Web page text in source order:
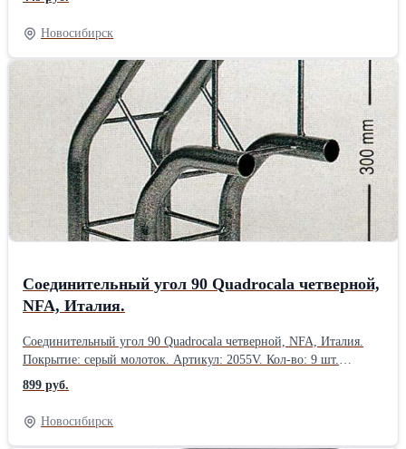
Новосибирске.Производитель: NFA, Италия
Новосибирск
Соединительный угол 90 Quadrocala четверной,
NFA, Италия.
Соединительный угол 90 Quadrocala четверной, NFA, Италия.
Покрытие: серый молоток. Артикул: 2055V. Кол-во: 9 шт.
Производство: NFA, Италия. Товар в наличии в
Новосибирске.Производитель: Quadro
899 руб.
Новосибирск